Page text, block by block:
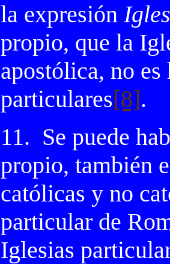
la expresión
propio, que la
apostólica, no
particulares[8].
11. Se puede
propio, también
católicas y no
particular de
Iglesias